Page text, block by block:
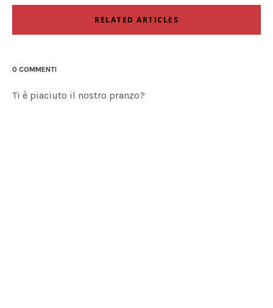
RELATED ARTICLES
0 COMMENTI
Ti è piaciuto il nostro pranzo?